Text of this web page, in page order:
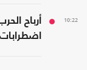
10:22
أرباح
اضطرابات